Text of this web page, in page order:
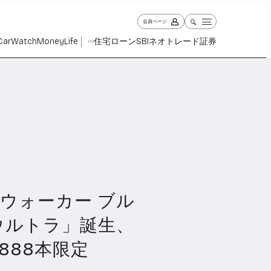
会員ページ
WatchMoneyLife PR住宅ローンSBIネオトレード証券
1027 Money 1260 Life
ウォーカー ブル
トラ」誕生、
本限定